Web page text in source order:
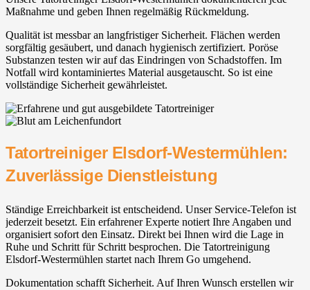
Maßnahme und geben Ihnen regelmäßig Rückmeldung.
Qualität ist messbar an langfristiger Sicherheit. Flächen werden
sorgfältig gesäubert, und danach hygienisch zertifiziert. Poröse
Substanzen testen wir auf das Eindringen von Schadstoffen. Im
Notfall wird kontaminiertes Material ausgetauscht. So ist eine
vollständige Sicherheit gewährleistet.
Tatortreiniger Elsdorf-Westermühlen:
Zuverlässige Dienstleistung
Ständige Erreichbarkeit ist entscheidend. Unser Service-Telefon ist
jederzeit besetzt. Ein erfahrener Experte notiert Ihre Angaben und
organisiert sofort den Einsatz. Direkt bei Ihnen wird die Lage in
Ruhe und Schritt für Schritt besprochen. Die Tatortreinigung
Elsdorf-Westermühlen startet nach Ihrem Go umgehend.
Dokumentation schafft Sicherheit. Auf Ihren Wunsch erstellen wir